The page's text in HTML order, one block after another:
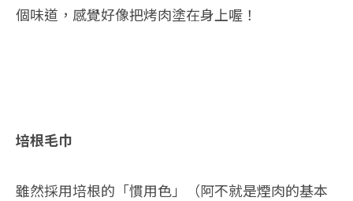
個味道，感覺好像把烤肉塗在身上喔！
培根毛巾
雖然採用培根的「慣用色」（阿不就是煙肉的基本